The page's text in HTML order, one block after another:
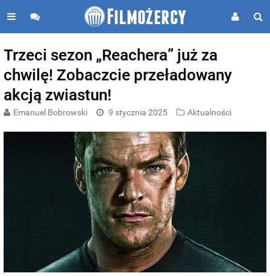
Trzeci sezon „Reachera” już za
chwilę! Zobaczcie przeładowany
akcją zwiastun!
Emanuel Bobrowski 9 stycznia 2025 Aktualności